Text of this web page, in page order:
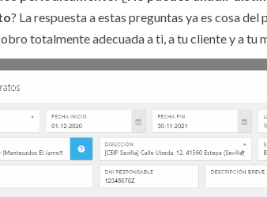
? La respuesta a estas preguntas ya es cosa
totalmente adecuada a ti, a tu cliente y a